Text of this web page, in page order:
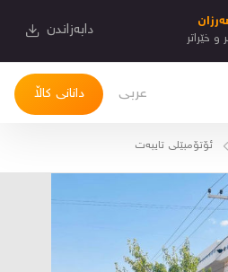
و خێراتر دابەزاندن
دانانی کاڵا عربی
ئۆتۆمبێلی تایبه‌ت